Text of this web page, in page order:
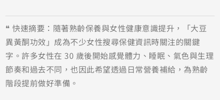
❝ 快速摘要：隨著熟齡保養與女性健康意識提升，「大豆
異黃酮功效」成為不少女性搜尋保健資訊時關注的關鍵
字。許多女性在 30 歲後開始感覺體力、睡眠、氣色與生理
節奏和過去不同，也因此希望透過日常營養補給，為熟齡
階段提前做好準備。